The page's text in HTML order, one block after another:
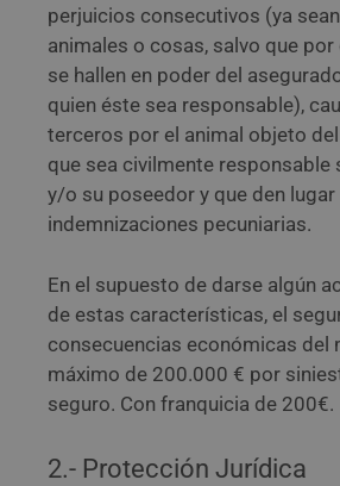
perjuicios consecutivos (ya
animales o cosas, salvo que
se hallen en poder del
quien éste sea responsable),
terceros por el animal objeto
que sea civilmente responsable
y/o su poseedor y que den lugar
indemnizaciones pecuniarias.
En el supuesto de darse algún
de estas características, el
consecuencias económicas del
máximo de 200.000 € por
seguro. Con franquicia de 200€.
2.- Protección Jurídica